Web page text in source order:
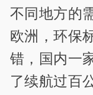
不同地方的
欧洲，环保
错，国内一
了续航过百